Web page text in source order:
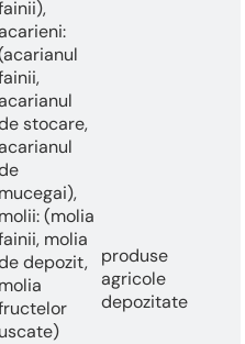
stocare,
mucegai),
molii: (molia
molia
depozit,
molia
uscate)
produse
agricole
depozitate